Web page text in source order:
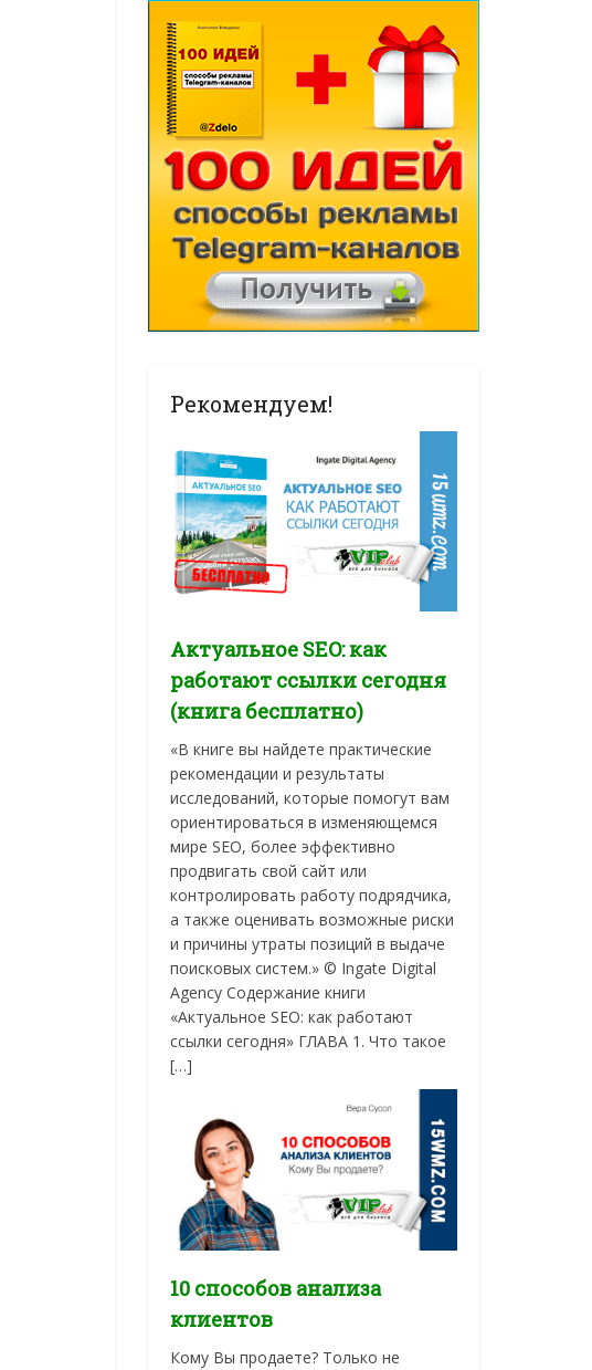
Рекомендуем!
Актуальное SEO: как
работают ссылки сегодня
(книга бесплатно)
«В книге вы найдете практические
рекомендации и результаты
исследований, которые помогут вам
ориентироваться в изменяющемся
мире SEO, более эффективно
продвигать свой сайт или
контролировать работу подрядчика,
а также оценивать возможные риски
и причины утраты позиций в выдаче
поисковых систем.» © Ingate Digital
Agency Содержание книги
«Актуальное SEO: как работают
ссылки сегодня» ГЛАВА 1. Что такое
[…]
10 способов анализа
клиентов
Кому Вы продаете? Только не